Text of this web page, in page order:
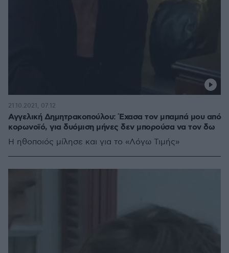
Αγγελική Δημητρακοπούλου: Έχασα τον μπαμπά μου από
κορωνοϊό, για δυόμιση μήνες δεν μπορούσα να τον δω
Η ηθοποιός μίλησε και για το «Λόγω Τιμής»
21.10.2021, 07:12